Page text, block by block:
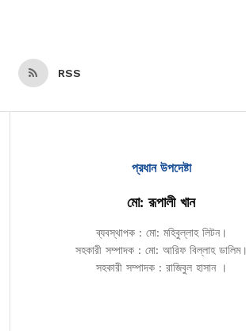
RSS
প্রধান উপদেষ্টা
মো: রূপালী খান
ব্যবস্থাপক : মো: মহিবুল্লাহ লিটন।
সহকারী সম্পাদক : মো: আরিফ বিল্লাহ ডালিম।
সহকারী সম্পাদক : রাজিবুল হাসান ।